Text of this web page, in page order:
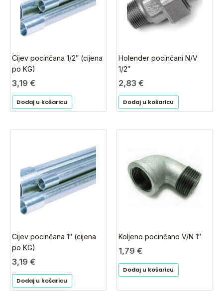
Cijev pocinčana 1/2″ (cijena
po KG)
3,19 €
Dodaj u košaricu
Holender pocinčani N/V
1/2″
2,83 €
Dodaj u košaricu
Cijev pocinčana 1″ (cijena
po KG)
3,19 €
Dodaj u košaricu
Koljeno pocinčano V/N 1″
1,79 €
Dodaj u košaricu